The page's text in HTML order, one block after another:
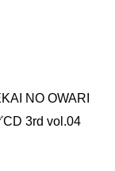
NO OWARI
3rd vol.04